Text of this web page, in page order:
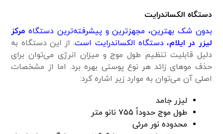
دستگاه الکساندرایت
بدون شک بهترین، مجهز‌ترین و پیشرفته‌ترین دستگاه مرکز
لیزر در ایلام، دستگاه الکساندرایت است.از این دستگاه به
دلیل قابلیت تنظیم طول موج و میزان انرژی می‌توان برای
حذف مو‌های زائد هر نوع پوستی بهره برد. اما از مشخصات
اصلی آن می‌توان به موارد زیر اشاره کرد:
لیزر جامد
طول موج حدوداً ۷۵۵ نانو متر
محدوده نور مرئی